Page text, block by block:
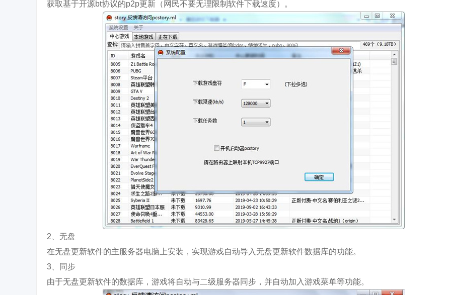
获取基于开源bt协议的p2p更新（网民不要无理限制软件下载速度）。
2、无盘
在无盘更新软件的主服务器电脑上安装，实现游戏自动导入无盘更新软件数据库的功能。
3、同步
由于无盘更新软件的数据库，游戏将自动与二级服务器同步，并自动加入游戏菜单等功能。